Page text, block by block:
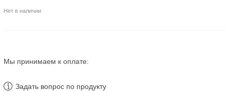
Нет в наличии
Мы принимаем к оплате:
Задать вопрос по продукту